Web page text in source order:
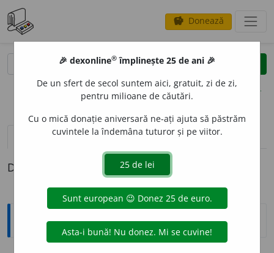
savings Donează
clear
opțiuni
definiții (1) pronunțievolume_up (17)
Definiția cu ID-ul 204573:
Sinonime
🎉 dexonline® împlinește 25 de ani 🎉
De un sfert de secol suntem aici, gratuit, zi de zi,
pentru milioane de căutări.
Cu o mică donație aniversară ne-ați ajuta să păstrăm
cuvintele la îndemâna tuturor și pe viitor.